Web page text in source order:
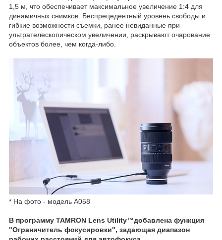
1,5 м, что обеспечивает максимальное увеличение 1:4 для
динамичных снимков. Беспрецедентный уровень свободы и
гибкие возможности съемки, ранее невиданные при
ультрателескопическом увеличении, раскрывают очарование
объектов более, чем когда-либо.
* На фото - модель A058
В программу TAMRON Lens Utility™добавлена функция
"Ограничитель фокусировки", задающая диапазон